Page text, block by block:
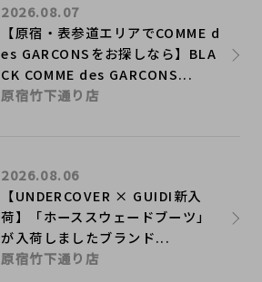
【原宿・表参道エリアでCOMME d
es GARCONSをお探しなら】BLA
CK COMME des GARCONS...
2026.08.07
原宿竹下通り店
【UNDERCOVER × GUIDI新入
荷】「ホーススウェードブーツ」
が入荷しましたブランド...
2026.08.06
原宿竹下通り店